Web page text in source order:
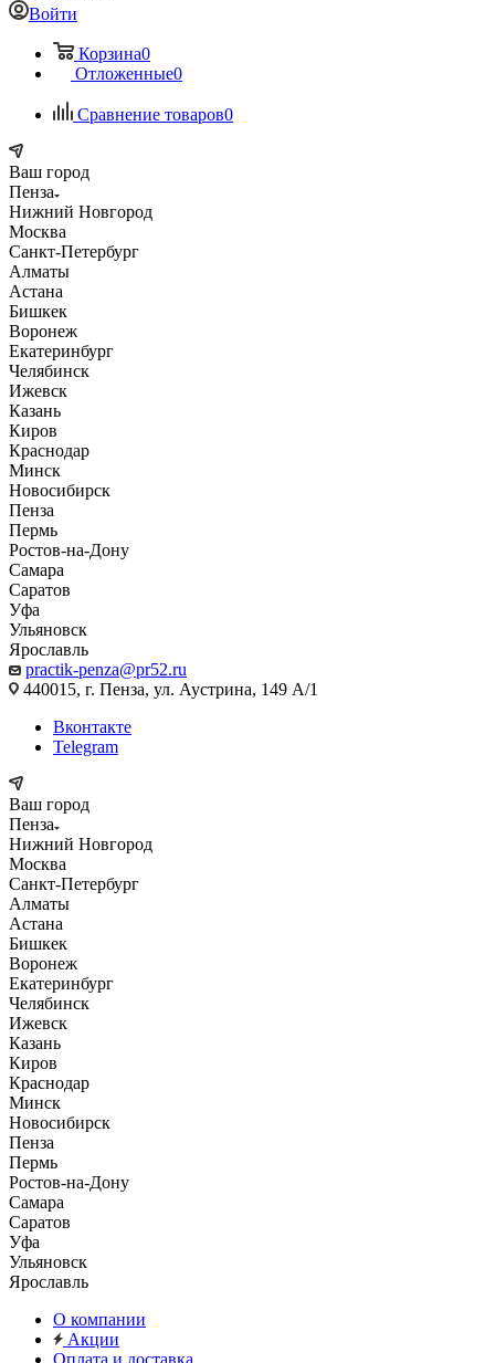
Войти
Корзина0
Отложенные0
Сравнение товаров0
Ваш город
Пенза
Нижний Новгород
Москва
Санкт-Петербург
Алматы
Астана
Бишкек
Воронеж
Екатеринбург
Челябинск
Ижевск
Казань
Киров
Краснодар
Минск
Новосибирск
Пенза
Пермь
Ростов-на-Дону
Самара
Саратов
Уфа
Ульяновск
Ярославль
practik-penza@pr52.ru
440015, г. Пенза, ул. Аустрина, 149 А/1
Вконтакте
Telegram
Ваш город
Пенза
Нижний Новгород
Москва
Санкт-Петербург
Алматы
Астана
Бишкек
Воронеж
Екатеринбург
Челябинск
Ижевск
Казань
Киров
Краснодар
Минск
Новосибирск
Пенза
Пермь
Ростов-на-Дону
Самара
Саратов
Уфа
Ульяновск
Ярославль
О компании
Акции
Оплата и доставка